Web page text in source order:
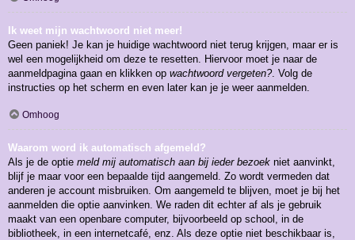
Ik weet mijn wachtwoord niet meer!
Geen paniek! Je kan je huidige wachtwoord niet terug krijgen, maar er is
wel een mogelijkheid om deze te resetten. Hiervoor moet je naar de
aanmeldpagina gaan en klikken op wachtwoord vergeten?. Volg de
instructies op het scherm en even later kan je je weer aanmelden.
Omhoog
Waarom word ik automatisch afgemeld?
Als je de optie meld mij automatisch aan bij ieder bezoek niet aanvinkt,
blijf je maar voor een bepaalde tijd aangemeld. Zo wordt vermeden dat
anderen je account misbruiken. Om aangemeld te blijven, moet je bij het
aanmelden die optie aanvinken. We raden dit echter af als je gebruik
maakt van een openbare computer, bijvoorbeeld op school, in de
bibliotheek, in een internetcafé, enz. Als deze optie niet beschikbaar is,